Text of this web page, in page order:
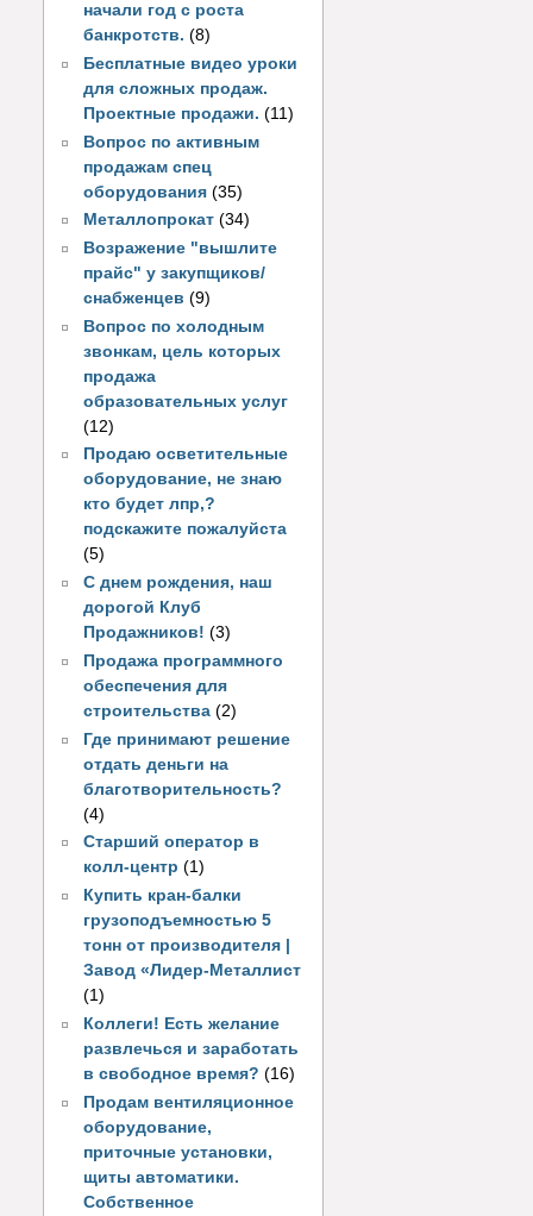
начали год с роста
банкротств. (8)
Бесплатные видео уроки
для сложных продаж.
Проектные продажи. (11)
Вопрос по активным
продажам спец
оборудования (35)
Металлопрокат (34)
Возражение "вышлите
прайс" у закупщиков/
снабженцев (9)
Вопрос по холодным
звонкам, цель которых
продажа
образовательных услуг
(12)
Продаю осветительные
оборудование, не знаю
кто будет лпр,?
подскажите пожалуйста
(5)
С днем рождения, наш
дорогой Клуб
Продажников! (3)
Продажа программного
обеспечения для
строительства (2)
Где принимают решение
отдать деньги на
благотворительность?
(4)
Старший оператор в
колл-центр (1)
Купить кран-балки
грузоподъемностью 5
тонн от производителя |
Завод «Лидер-Металлист
(1)
Коллеги! Есть желание
развлечься и заработать
в свободное время? (16)
Продам вентиляционное
оборудование,
приточные установки,
щиты автоматики.
Собственное